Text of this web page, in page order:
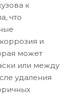
к
что
и
может
или между
удаления